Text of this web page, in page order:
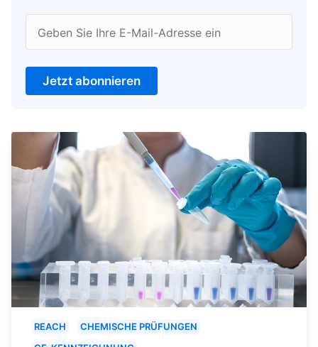
Geben Sie Ihre E-Mail-Adresse ein
Jetzt abonnieren
REACH
CHEMISCHE PRÜFUNGEN